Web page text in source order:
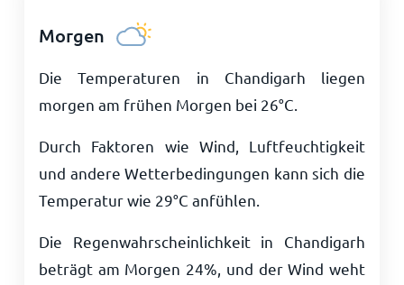
Morgen
Die Temperaturen in Chandigarh liegen
morgen am frühen Morgen bei 26°C
Durch Faktoren wie Wind, Luftfeuchtigkeit
und andere Wetterbedingungen kann sich die
Temperatur wie 29°C anfühlen.
Die Regenwahrscheinlichkeit in Chandigarh
beträgt am Morgen 24%, und der Wind weht